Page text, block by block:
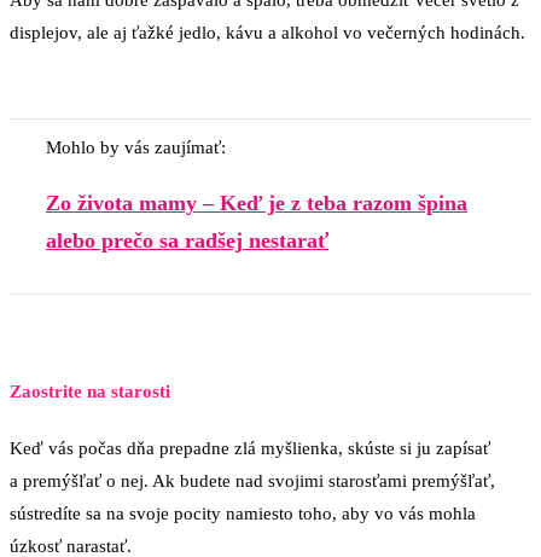
displejov, ale aj ťažké jedlo, kávu a alkohol vo večerných hodinách.
Mohlo by vás zaujímať:
Zo života mamy – Keď je z teba razom špina
alebo prečo sa radšej nestarať
Zaostrite na starosti
Keď vás počas dňa prepadne zlá myšlienka, skúste si ju zapísať
a premýšľať o nej. Ak budete nad svojimi starosťami premýšľať,
sústredíte sa na svoje pocity namiesto toho, aby vo vás mohla
úzkosť narastať.